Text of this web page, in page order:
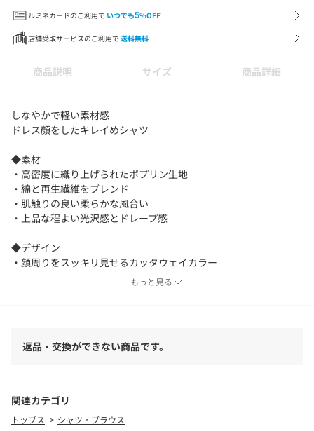
ルミネカードのご利用で いつでも5%OFF
店舗受取サービスのご利用で 送料無料
商品説明 サイズ 商品詳細
しなやかで軽い素材感
ドレス顔をしたキレイめシャツ
◆素材
・高密度に織り上げられたポプリン生地
・綿と再生繊維をブレンド
・肌触りの良い柔らかな風合い
・上品な程よい光沢感とドレープ感
◆デザイン
・顔周りをスッキリ見せるカッタウェイカラー
・クセのないスッキリとしたシルエット
・Tシャツにサラッと羽織って
・ビジネス/ビジカジ/オフィスカジュアル
もっと見る
返品・交換ができない商品です。
関連カテゴリ
トップス シャツ・ブラウス